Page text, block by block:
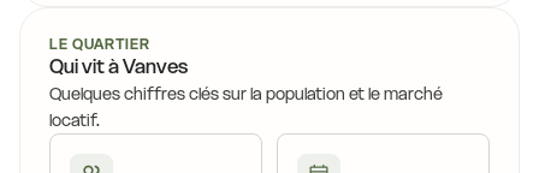
LE QUARTIER
Qui vit à Vanves
Quelques chiffres clés sur la population et le marché
locatif.